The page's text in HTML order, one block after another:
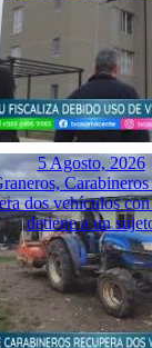
5 Agosto, 2026
dos vehículos
detiene a un